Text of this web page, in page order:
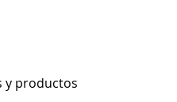
y productos